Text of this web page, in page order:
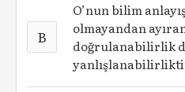
B
O’nun bilim
olmayandan
doğrulanabilirlik